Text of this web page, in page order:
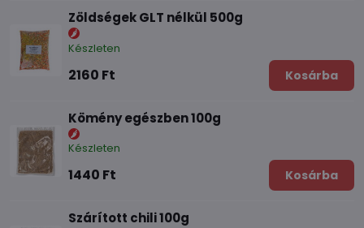
Zöldségek GLT nélkül 500g
Készleten
2160 Ft Kosárba
Kömény egészben 100g
Készleten
1440 Ft Kosárba
Szárított chili 100g